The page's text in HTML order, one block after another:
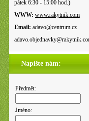
pátek 6:30 - 15:00 hod.)
WWW: www.rakytnik.com
Email: adavo@centrum.cz
Napište nám:
Předmět:
Jméno: